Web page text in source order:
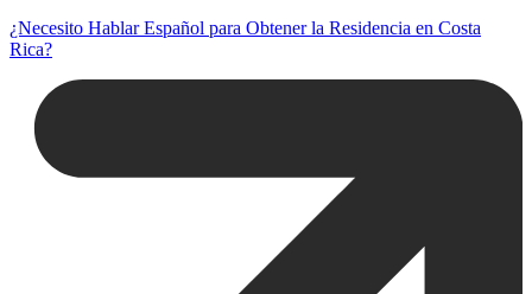
¿Necesito Hablar Español para Obtener la Residencia en Costa
Rica?